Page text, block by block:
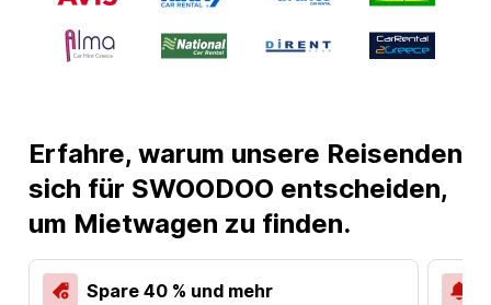
Erfahre, warum unsere Reisenden
sich für SWOODOO entscheiden,
um Mietwagen zu finden.
Spare 40 % und mehr